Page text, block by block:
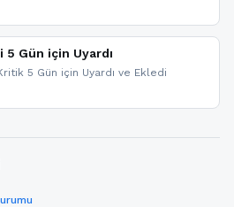
bir tatil açıklaması bulunmamaktadır.
En hızlı şekilde haberdar olmak için
edebilir ve bildirimleri açabilirsiniz.
Gün için Uyardı
5 Gün için Uyardı ve Ekledi